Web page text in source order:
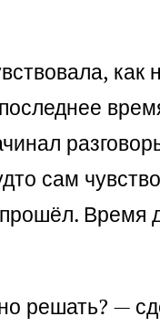
как
сам
Время
решать? —